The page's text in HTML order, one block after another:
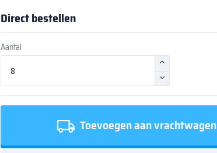
Direct bestellen
Aantal
Toevoegen aan vrachtwagen